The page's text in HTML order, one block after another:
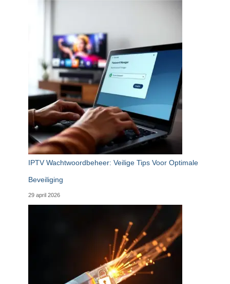
IPTV Wachtwoordbeheer: Veilige Tips Voor Optimale
Beveiliging
29 april 2026